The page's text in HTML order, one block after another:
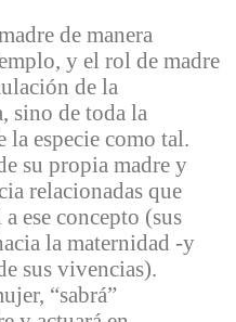
de manera
y el rol de madre
de la
sino de toda la
la especie como tal.
su propia madre y
relacionadas que
ese concepto (sus
la maternidad -y
sus vivencias).
“sabrá”